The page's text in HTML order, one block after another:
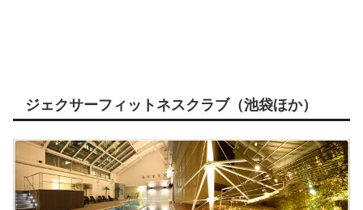
ジェクサーフィットネスクラブ（池袋ほか）